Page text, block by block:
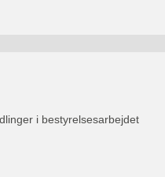
i bestyrelsesarbejdet